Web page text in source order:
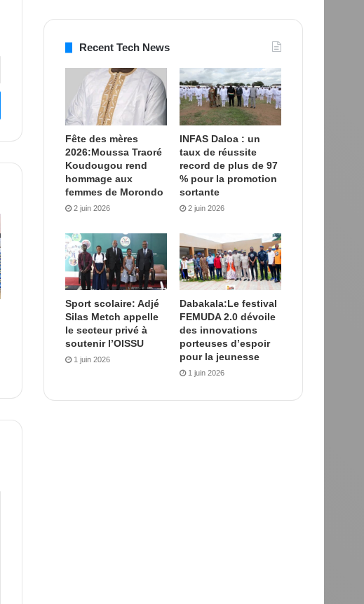
Recent Tech News
Fête des mères
2026:Moussa Traoré
Koudougou rend
hommage aux
femmes de Morondo
2 juin 2026
INFAS Daloa : un
taux de réussite
record de plus de 97
% pour la promotion
sortante
2 juin 2026
Sport scolaire: Adjé
Silas Metch appelle
le secteur privé à
soutenir l’OISSU
1 juin 2026
Dabakala:Le festival
FEMUDA 2.0 dévoile
des innovations
porteuses d’espoir
pour la jeunesse
1 juin 2026